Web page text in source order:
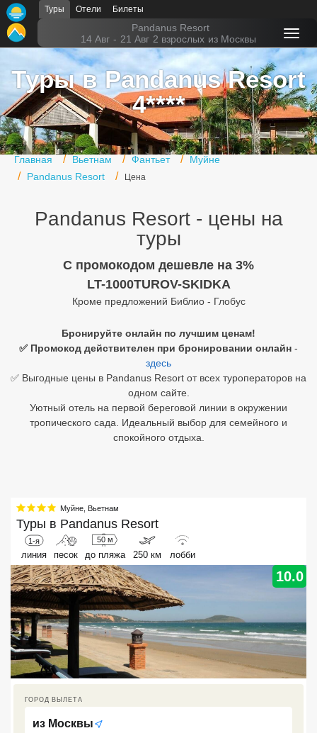
Туры Отели Билеты
Pandanus Resort
14 Авг - 21 Авг 2 взрослых из Москвы
Туры в Pandanus Resort
4****
Главная Вьетнам Фантьет
Муйне
Pandanus Resort
Цена
Pandanus Resort - цены на
туры
C промокодом дешевле на 3%
LT-1000TUROV-SKIDKA
Кроме предложений Библио - Глобус
Бронируйте онлайн по лучшим ценам!
✅ Промокод действителен при бронировании онлайн -
здесь
✅ Выгодные цены в Pandanus Resort от всех туроператоров на
одном сайте.
Уютный отель на первой береговой линии в окружении
тропического сада. Идеальный выбор для семейного и
спокойного отдыха.
Муйне Вьетнам
Туры в Pandanus Resort
1-я
линия песок
50 м
до пляжа 250 км лобби
10.0
ГОРОД ВЫЛЕТА
из Москвы
Главная
Горящие туры
Туры в Турцию
Туры в Египет
Туры в ОАЭ
Офис г. Москва
Египет
Куба
Бали
Северный Гоа
Южный Гоа
Занзибар
Абхазия
Большой Сочи
Кав Мин Воды